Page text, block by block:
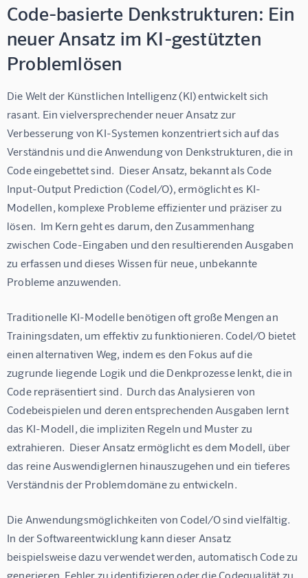
Code-basierte Denkstrukturen: Ein
neuer Ansatz im KI-gestützten
Problemlösen
Die Welt der Künstlichen Intelligenz (KI) entwickelt sich
rasant. Ein vielversprechender neuer Ansatz zur
Verbesserung von KI-Systemen konzentriert sich auf das
Verständnis und die Anwendung von Denkstrukturen, die in
Code eingebettet sind.  Dieser Ansatz, bekannt als Code
Input-Output Prediction (CodeI/O), ermöglicht es KI-
Modellen, komplexe Probleme effizienter und präziser zu
lösen.  Im Kern geht es darum, den Zusammenhang
zwischen Code-Eingaben und den resultierenden Ausgaben
zu erfassen und dieses Wissen für neue, unbekannte
Probleme anzuwenden.
Traditionelle KI-Modelle benötigen oft große Mengen an
Trainingsdaten, um effektiv zu funktionieren. CodeI/O bietet
einen alternativen Weg, indem es den Fokus auf die
zugrunde liegende Logik und die Denkprozesse lenkt, die in
Code repräsentiert sind.  Durch das Analysieren von
Codebeispielen und deren entsprechenden Ausgaben lernt
das KI-Modell, die impliziten Regeln und Muster zu
extrahieren.  Dieser Ansatz ermöglicht es dem Modell, über
das reine Auswendiglernen hinauszugehen und ein tieferes
Verständnis der Problemdomäne zu entwickeln.
Die Anwendungsmöglichkeiten von CodeI/O sind vielfältig.
In der Softwareentwicklung kann dieser Ansatz
beispielsweise dazu verwendet werden, automatisch Code zu
generieren, Fehler zu identifizieren oder die Codequalität zu